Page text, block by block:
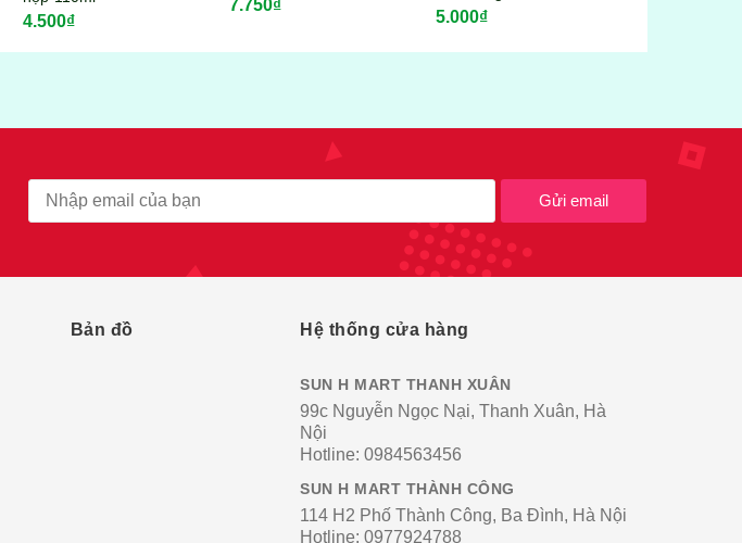
7.750₫
5.000₫ 9.000₫
Gửi email
Bản đồ Hệ thống cửa hàng
SUN H MART THANH XUÂN
99c Nguyễn Ngọc Nại, Thanh Xuân, Hà
Nội
Hotline: 0984563456
SUN H MART THÀNH CÔNG
114 H2 Phố Thành Công, Ba Đình, Hà Nội
Hotline: 0977924788